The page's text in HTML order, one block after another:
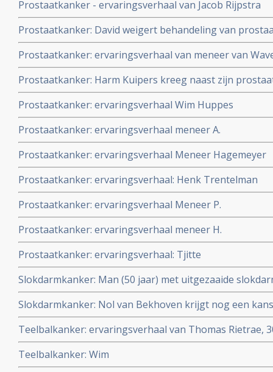
verklaard.
Prostaatkanker - ervaringsverhaal van Jacob Rijpstra
Prostaatkanker: David weigert behandeling van
and-see en gezonde leefstijl en is 1 jaar later klinisch
Prostaatkanker: ervaringsverhaal van meneer van
Prostaatkanker: Harm Kuipers kreeg naast zijn
Lees hier een interview met hem
Prostaatkanker: ervaringsverhaal Wim Huppes
Prostaatkanker: ervaringsverhaal meneer A.
Prostaatkanker: ervaringsverhaal Meneer Hagemeyer
Prostaatkanker: ervaringsverhaal: Henk Trentelman
Prostaatkanker: ervaringsverhaal Meneer P.
Prostaatkanker: ervaringsverhaal meneer H.
Prostaatkanker: ervaringsverhaal: Tjitte
Slokdarmkanker: Man (50 jaar) met uitgezaaide
maanden kankervrij met combinatiebehandeling van
protonenbestraling
Slokdarmkanker: Nol van Bekhoven krijgt nog een
vergevorderde slokdarmkanker
Teelbalkanker: ervaringsverhaal van Thomas Rietrae,
klinisch kankervrij van teelbalkanker
Teelbalkanker: Wim